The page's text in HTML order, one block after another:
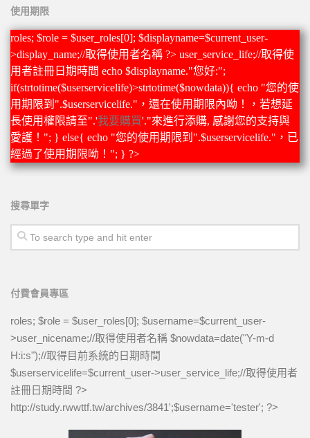
使用期限
roles; $role = $user_roles[0]; $displayname=$current_user-
>display_name;//取得使用者名稱 ?> user_service_life;//取得使
用者註冊日期時間 echo $displayname."您好:";
if(strtotime($userservicelife)>strtotime($nowdata)){ echo "您的使
用期限到".$userservicelife."，還在使用期限內呦！，若想延
長使用權限請至".'我要購買'."來進行添購, 感謝您的支持與
愛護！"; } else{ echo "您的使用期限到".$userservicelife."，已
經過了使用期限呦！"; } ?>
搜尋單字
付費會員專區
roles; $role = $user_roles[0]; $username=$current_user-
>user_nicename;//取得使用者名稱 $nowdata=date("Y-m-d
H:i:s");//取得目前系統的日期時間
$userservicelife=$current_user->user_service_life;//取得使用者
註冊日期時間 ?>
http://study.rwwttf.tw/archives/3841';$username='tester'; ?>